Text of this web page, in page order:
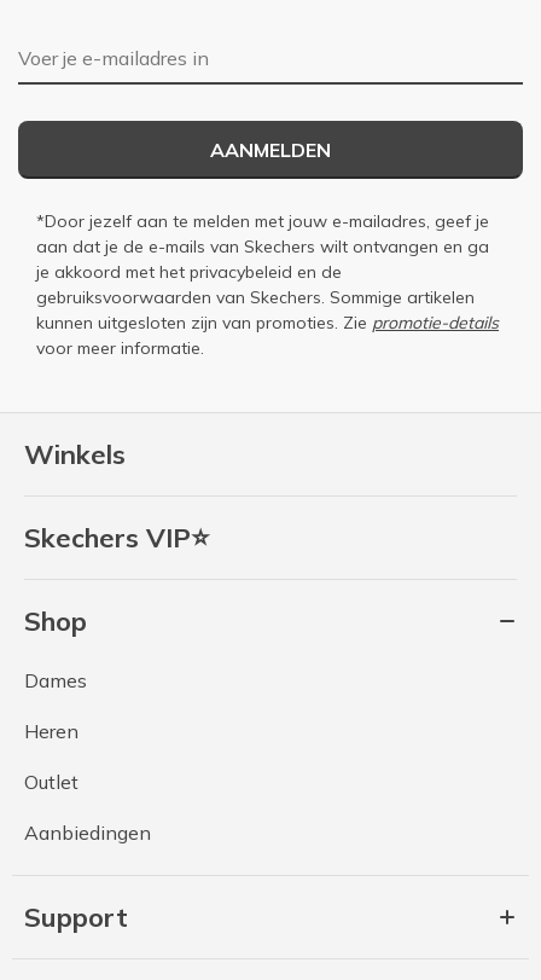
Winkels
Skechers VIP⭐
Shop
Dames
Heren
Outlet
Aanbiedingen
Support
E-mailadres
AANMELDEN
*Door jezelf aan te melden met jouw e-mailadres, geef je
aan dat je de e-mails van Skechers wilt ontvangen en ga
je akkoord met het privacybeleid en de
gebruiksvoorwaarden van Skechers. Sommige artikelen
kunnen uitgesloten zijn van promoties. Zie promotie-details
voor meer informatie.